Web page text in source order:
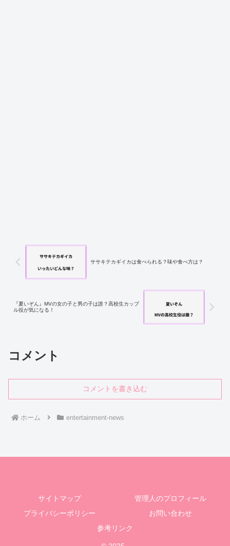
ササキテカギイカは食べられる？味や食べ方は？
『夏いぞん』MVの女の子と男の子は誰？高校生カップ
ル役が気になる！
コメント
コメントを書き込む
ホーム entertainment-news
サイトマップ
管理人のプロフィール
プライバシーポリシー
お問い合わせ
参考リンク